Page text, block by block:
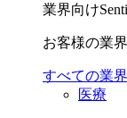
業界向け
お客様の業
すべての業
医療